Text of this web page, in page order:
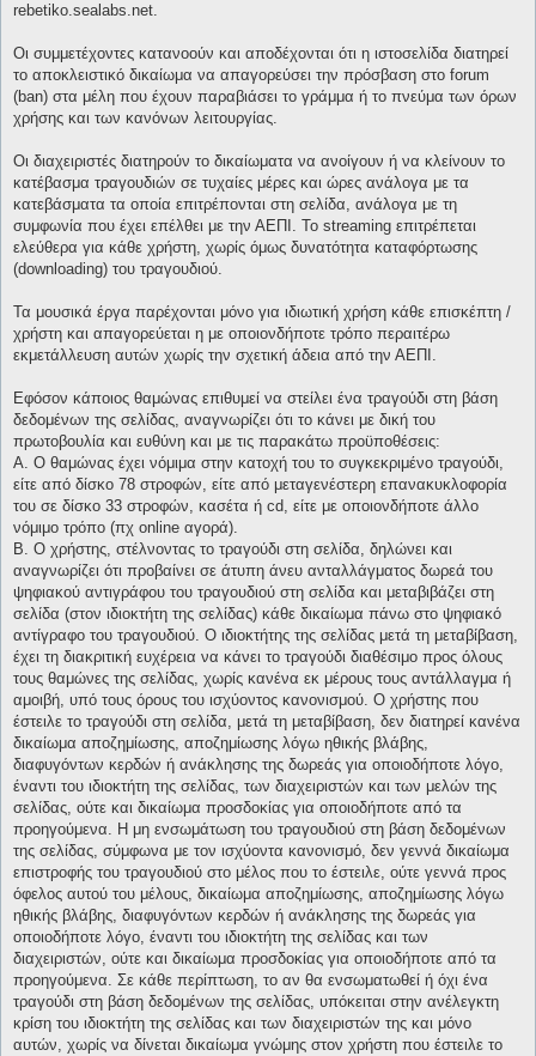
rebetiko.sealabs.net.
Οι συμμετέχοντες κατανοούν και αποδέχονται ότι η ιστοσελίδα διατηρεί
το αποκλειστικό δικαίωμα να απαγορεύσει την πρόσβαση στο forum
(ban) στα μέλη που έχουν παραβιάσει το γράμμα ή το πνεύμα των όρων
χρήσης και των κανόνων λειτουργίας.
Οι διαχειριστές διατηρούν το δικαίωματα να ανοίγουν ή να κλείνουν το
κατέβασμα τραγουδιών σε τυχαίες μέρες και ώρες ανάλογα με τα
κατεβάσματα τα οποία επιτρέπονται στη σελίδα, ανάλογα με τη
συμφωνία που έχει επέλθει με την ΑΕΠΙ. Το streaming επιτρέπεται
ελεύθερα για κάθε χρήστη, χωρίς όμως δυνατότητα καταφόρτωσης
(downloading) του τραγουδιού.
Τα μουσικά έργα παρέχονται μόνο για ιδιωτική χρήση κάθε επισκέπτη /
χρήστη και απαγορεύεται η με οποιονδήποτε τρόπο περαιτέρω
εκμετάλλευση αυτών χωρίς την σχετική άδεια από την ΑΕΠΙ.
Εφόσον κάποιος θαμώνας επιθυμεί να στείλει ένα τραγούδι στη βάση
δεδομένων της σελίδας, αναγνωρίζει ότι το κάνει με δική του
πρωτοβουλία και ευθύνη και με τις παρακάτω προϋποθέσεις:
Α. Ο θαμώνας έχει νόμιμα στην κατοχή του το συγκεκριμένο τραγούδι,
είτε από δίσκο 78 στροφών, είτε από μεταγενέστερη επανακυκλοφορία
του σε δίσκο 33 στροφών, κασέτα ή cd, είτε με οποιονδήποτε άλλο
νόμιμο τρόπο (πχ online αγορά).
Β. Ο χρήστης, στέλνοντας το τραγούδι στη σελίδα, δηλώνει και
αναγνωρίζει ότι προβαίνει σε άτυπη άνευ ανταλλάγματος δωρεά του
ψηφιακού αντιγράφου του τραγουδιού στη σελίδα και μεταβιβάζει στη
σελίδα (στον ιδιοκτήτη της σελίδας) κάθε δικαίωμα πάνω στο ψηφιακό
αντίγραφο του τραγουδιού. Ο ιδιοκτήτης της σελίδας μετά τη μεταβίβαση,
έχει τη διακριτική ευχέρεια να κάνει το τραγούδι διαθέσιμο προς όλους
τους θαμώνες της σελίδας, χωρίς κανένα εκ μέρους τους αντάλλαγμα ή
αμοιβή, υπό τους όρους του ισχύοντος κανονισμού. Ο χρήστης που
έστειλε το τραγούδι στη σελίδα, μετά τη μεταβίβαση, δεν διατηρεί κανένα
δικαίωμα αποζημίωσης, αποζημίωσης λόγω ηθικής βλάβης,
διαφυγόντων κερδών ή ανάκλησης της δωρεάς για οποιοδήποτε λόγο,
έναντι του ιδιοκτήτη της σελίδας, των διαχειριστών και των μελών της
σελίδας, ούτε και δικαίωμα προσδοκίας για οποιοδήποτε από τα
προηγούμενα. Η μη ενσωμάτωση του τραγουδιού στη βάση δεδομένων
της σελίδας, σύμφωνα με τον ισχύοντα κανονισμό, δεν γεννά δικαίωμα
επιστροφής του τραγουδιού στο μέλος που το έστειλε, ούτε γεννά προς
όφελος αυτού του μέλους, δικαίωμα αποζημίωσης, αποζημίωσης λόγω
ηθικής βλάβης, διαφυγόντων κερδών ή ανάκλησης της δωρεάς για
οποιοδήποτε λόγο, έναντι του ιδιοκτήτη της σελίδας και των
διαχειριστών, ούτε και δικαίωμα προσδοκίας για οποιοδήποτε από τα
προηγούμενα. Σε κάθε περίπτωση, το αν θα ενσωματωθεί ή όχι ένα
τραγούδι στη βάση δεδομένων της σελίδας, υπόκειται στην ανέλεγκτη
κρίση του ιδιοκτήτη της σελίδας και των διαχειριστών της και μόνο
αυτών, χωρίς να δίνεται δικαίωμα γνώμης στον χρήστη που έστειλε το